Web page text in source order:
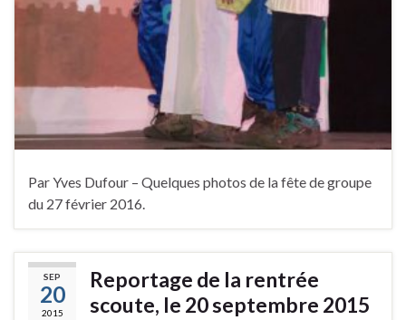
Par Yves Dufour – Quelques photos de la fête de groupe
du 27 février 2016.
SEP
20
2015
Reportage de la rentrée
scoute, le 20 septembre 2015